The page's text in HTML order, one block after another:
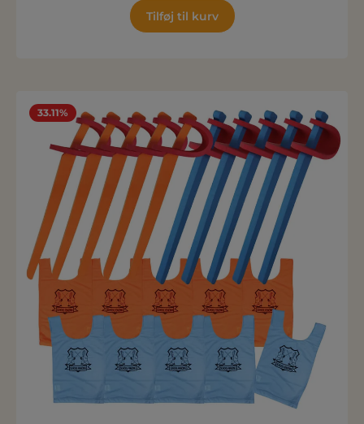
Tilføj til kurv
33.11%